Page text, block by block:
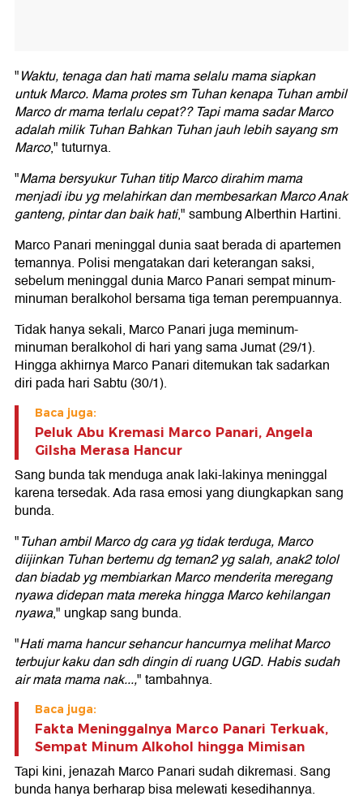
"Waktu, tenaga dan hati mama selalu mama siapkan
untuk Marco. Mama protes sm Tuhan kenapa Tuhan ambil
Marco dr mama terlalu cepat?? Tapi mama sadar Marco
adalah milik Tuhan Bahkan Tuhan jauh lebih sayang sm
Marco," tuturnya.
"Mama bersyukur Tuhan titip Marco dirahim mama
menjadi ibu yg melahirkan dan membesarkan Marco Anak
ganteng, pintar dan baik hati," sambung Alberthin Hartini.
Marco Panari meninggal dunia saat berada di apartemen
temannya. Polisi mengatakan dari keterangan saksi,
sebelum meninggal dunia Marco Panari sempat minum-
minuman beralkohol bersama tiga teman perempuannya.
Tidak hanya sekali, Marco Panari juga meminum-
minuman beralkohol di hari yang sama Jumat (29/1).
Hingga akhirnya Marco Panari ditemukan tak sadarkan
diri pada hari Sabtu (30/1).
Baca juga:
Peluk Abu Kremasi Marco Panari, Angela
Gilsha Merasa Hancur
Sang bunda tak menduga anak laki-lakinya meninggal
karena tersedak. Ada rasa emosi yang diungkapkan sang
bunda.
"Tuhan ambil Marco dg cara yg tidak terduga, Marco
diijinkan Tuhan bertemu dg teman2 yg salah, anak2 tolol
dan biadab yg membiarkan Marco menderita meregang
nyawa didepan mata mereka hingga Marco kehilangan
nyawa," ungkap sang bunda.
"Hati mama hancur sehancur hancurnya melihat Marco
terbujur kaku dan sdh dingin di ruang UGD. Habis sudah
air mata mama nak...," tambahnya.
Baca juga:
Fakta Meninggalnya Marco Panari Terkuak,
Sempat Minum Alkohol hingga Mimisan
Tapi kini, jenazah Marco Panari sudah dikremasi. Sang
bunda hanya berharap bisa melewati kesedihannya.